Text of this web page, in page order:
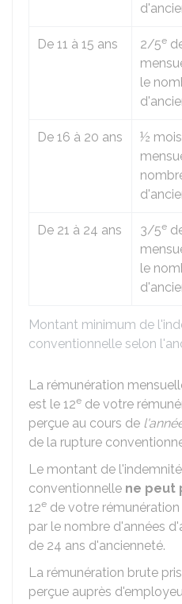
Montant minimum de
conventionnelle selon
De 11 à 15 ans 2/5e
le
De 16 à 20 ans
½
De 21 à 24 ans 3/5e
le
La rémunération
est le 12e de votre
perçue au cours de
de la rupture
Le montant de
conventionnelle ne peut
12e de votre
par le nombre d'années
de 24 ans d'ancienneté.
La rémunération brute
perçue auprès